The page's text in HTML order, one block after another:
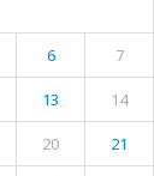
6 7
13 14
20 21